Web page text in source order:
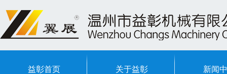
益彰首页 关于益彰 新闻